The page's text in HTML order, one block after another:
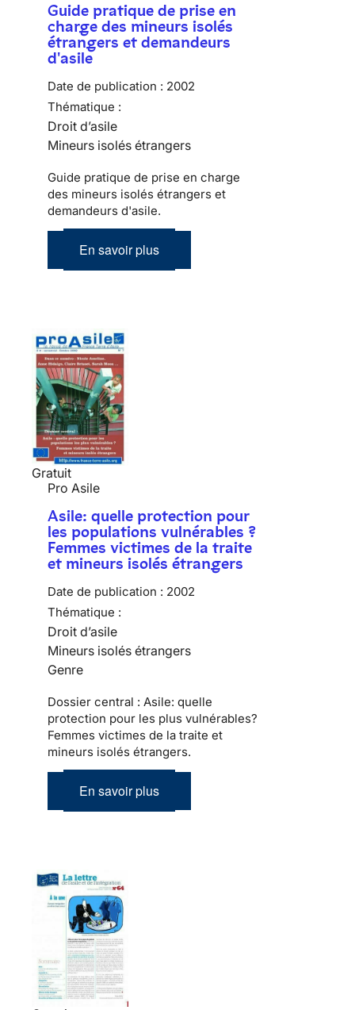
Guide pratique de prise en
charge des mineurs isolés
étrangers et demandeurs
d'asile
Date de publication : 2002
Thématique :
Droit d’asile
Mineurs isolés étrangers
Guide pratique de prise en charge
des mineurs isolés étrangers et
demandeurs d'asile.
En savoir plus
Gratuit
Pro Asile
Asile: quelle protection pour
les populations vulnérables ?
Femmes victimes de la traite
et mineurs isolés étrangers
Date de publication : 2002
Thématique :
Droit d’asile
Mineurs isolés étrangers
Genre
Dossier central : Asile: quelle
protection pour les plus vulnérables?
Femmes victimes de la traite et
mineurs isolés étrangers.
En savoir plus